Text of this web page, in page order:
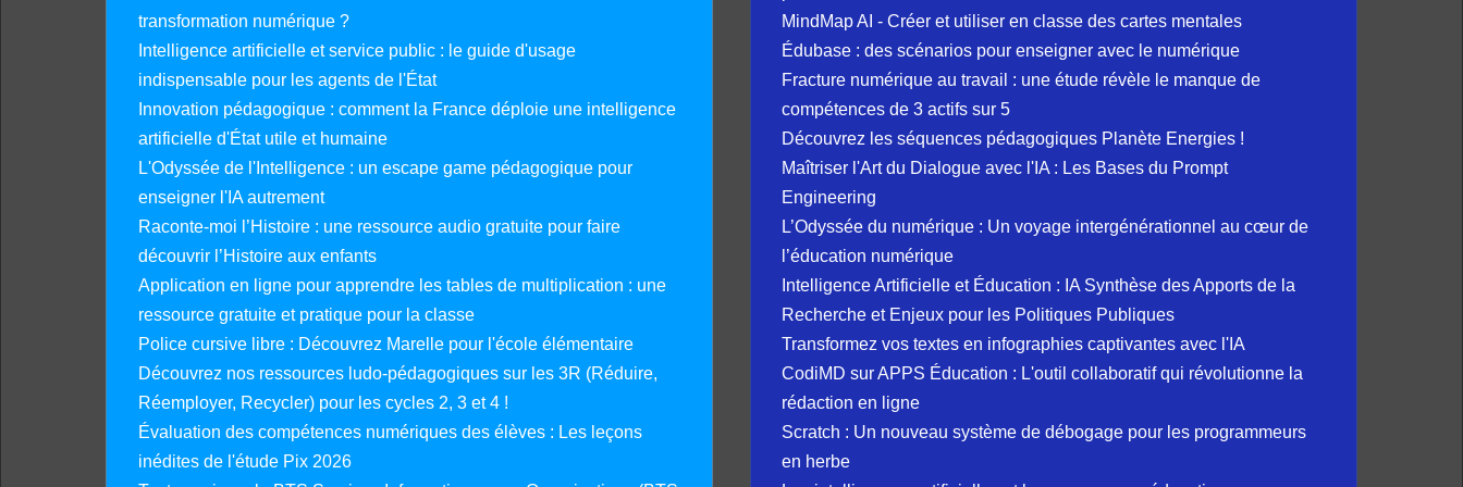
transformation numérique ?
Intelligence artificielle et service public : le guide d'usage
indispensable pour les agents de l'État
Innovation pédagogique : comment la France déploie une intelligence
artificielle d'État utile et humaine
L'Odyssée de l'Intelligence : un escape game pédagogique pour
enseigner l'IA autrement
Raconte-moi l’Histoire : une ressource audio gratuite pour faire
découvrir l’Histoire aux enfants
Application en ligne pour apprendre les tables de multiplication : une
ressource gratuite et pratique pour la classe
Police cursive libre : Découvrez Marelle pour l'école élémentaire
Découvrez nos ressources ludo-pédagogiques sur les 3R (Réduire,
Réemployer, Recycler) pour les cycles 2, 3 et 4 !
Évaluation des compétences numériques des élèves : Les leçons
inédites de l'étude Pix 2026
MindMap AI - Créer et utiliser en classe des cartes mentales
Édubase : des scénarios pour enseigner avec le numérique
Fracture numérique au travail : une étude révèle le manque de
compétences de 3 actifs sur 5
Découvrez les séquences pédagogiques Planète Energies !
Maîtriser l'Art du Dialogue avec l'IA : Les Bases du Prompt
Engineering
L’Odyssée du numérique : Un voyage intergénérationnel au cœur de
l’éducation numérique
Intelligence Artificielle et Éducation : IA Synthèse des Apports de la
Recherche et Enjeux pour les Politiques Publiques
Transformez vos textes en infographies captivantes avec l'IA
CodiMD sur APPS Éducation : L'outil collaboratif qui révolutionne la
rédaction en ligne
Scratch : Un nouveau système de débogage pour les programmeurs
en herbe